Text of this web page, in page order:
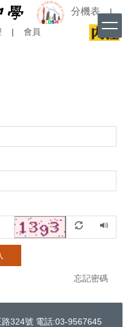
分機表 |
會員
忘記密碼
324號 電話:03-9567645